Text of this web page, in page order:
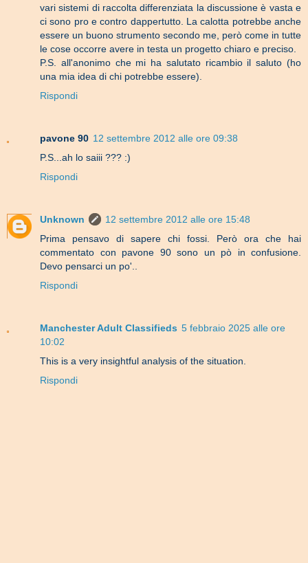
vari sistemi di raccolta differenziata la discussione è vasta e
ci sono pro e contro dappertutto. La calotta potrebbe anche
essere un buono strumento secondo me, però come in tutte
le cose occorre avere in testa un progetto chiaro e preciso.
P.S. all'anonimo che mi ha salutato ricambio il saluto (ho
una mia idea di chi potrebbe essere).
Rispondi
pavone 90 12 settembre 2012 alle ore 09:38
P.S...ah lo saiii ??? :)
Rispondi
Unknown
12 settembre 2012 alle ore 15:48
Prima pensavo di sapere chi fossi. Però ora che hai
commentato con pavone 90 sono un pò in confusione.
Devo pensarci un po'..
Rispondi
Manchester Adult Classifieds 5 febbraio 2025 alle ore
10:02
This is a very insightful analysis of the situation.
Rispondi